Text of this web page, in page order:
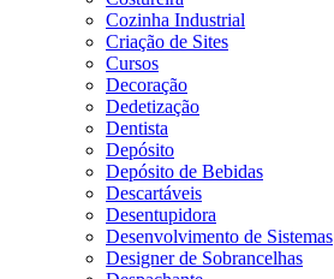
Cozinha Industrial
Criação de Sites
Cursos
Decoração
Dedetização
Dentista
Depósito
Depósito de Bebidas
Descartáveis
Desentupidora
Desenvolvimento de Sistemas
Designer de Sobrancelhas